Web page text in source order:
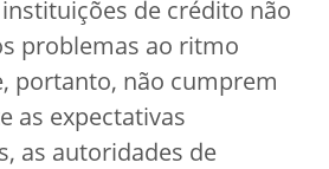
de crédito não
problemas ao ritmo
portanto, não cumprem
as expectativas
as autoridades de